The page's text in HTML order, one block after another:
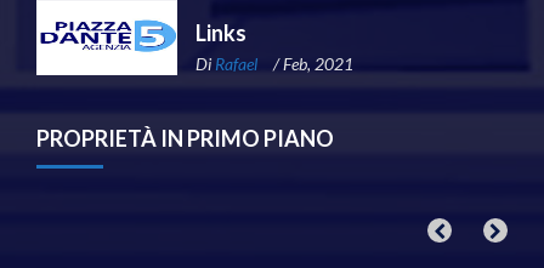
Links
DiRafael / Feb, 2021
PROPRIETÀ IN PRIMO PIANO